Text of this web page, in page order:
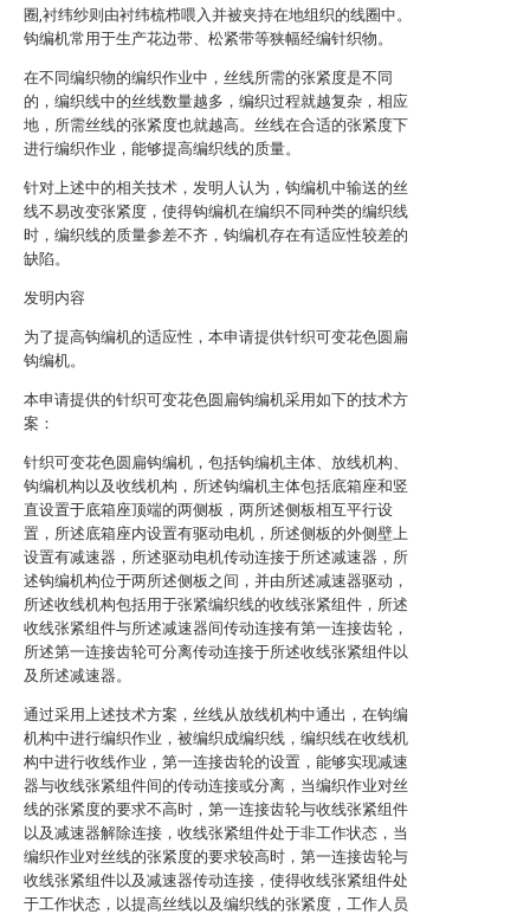
圈,衬纬纱则由衬纬梳栉喂入并被夹持在地组织的线圈中。
钩编机常用于生产花边带、松紧带等狭幅经编针织物。
在不同编织物的编织作业中，丝线所需的张紧度是不同
的，编织线中的丝线数量越多，编织过程就越复杂，相应
地，所需丝线的张紧度也就越高。丝线在合适的张紧度下
进行编织作业，能够提高编织线的质量。
针对上述中的相关技术，发明人认为，钩编机中输送的丝
线不易改变张紧度，使得钩编机在编织不同种类的编织线
时，编织线的质量参差不齐，钩编机存在有适应性较差的
缺陷。
发明内容
为了提高钩编机的适应性，本申请提供针织可变花色圆扁
钩编机。
本申请提供的针织可变花色圆扁钩编机采用如下的技术方
案：
针织可变花色圆扁钩编机，包括钩编机主体、放线机构、
钩编机构以及收线机构，所述钩编机主体包括底箱座和竖
直设置于底箱座顶端的两侧板，两所述侧板相互平行设
置，所述底箱座内设置有驱动电机，所述侧板的外侧壁上
设置有减速器，所述驱动电机传动连接于所述减速器，所
述钩编机构位于两所述侧板之间，并由所述减速器驱动，
所述收线机构包括用于张紧编织线的收线张紧组件，所述
收线张紧组件与所述减速器间传动连接有第一连接齿轮，
所述第一连接齿轮可分离传动连接于所述收线张紧组件以
及所述减速器。
通过采用上述技术方案，丝线从放线机构中通出，在钩编
机构中进行编织作业，被编织成编织线，编织线在收线机
构中进行收线作业，第一连接齿轮的设置，能够实现减速
器与收线张紧组件间的传动连接或分离，当编织作业对丝
线的张紧度的要求不高时，第一连接齿轮与收线张紧组件
以及减速器解除连接，收线张紧组件处于非工作状态，当
编织作业对丝线的张紧度的要求较高时，第一连接齿轮与
收线张紧组件以及减速器传动连接，使得收线张紧组件处
于工作状态，以提高丝线以及编织线的张紧度，工作人员